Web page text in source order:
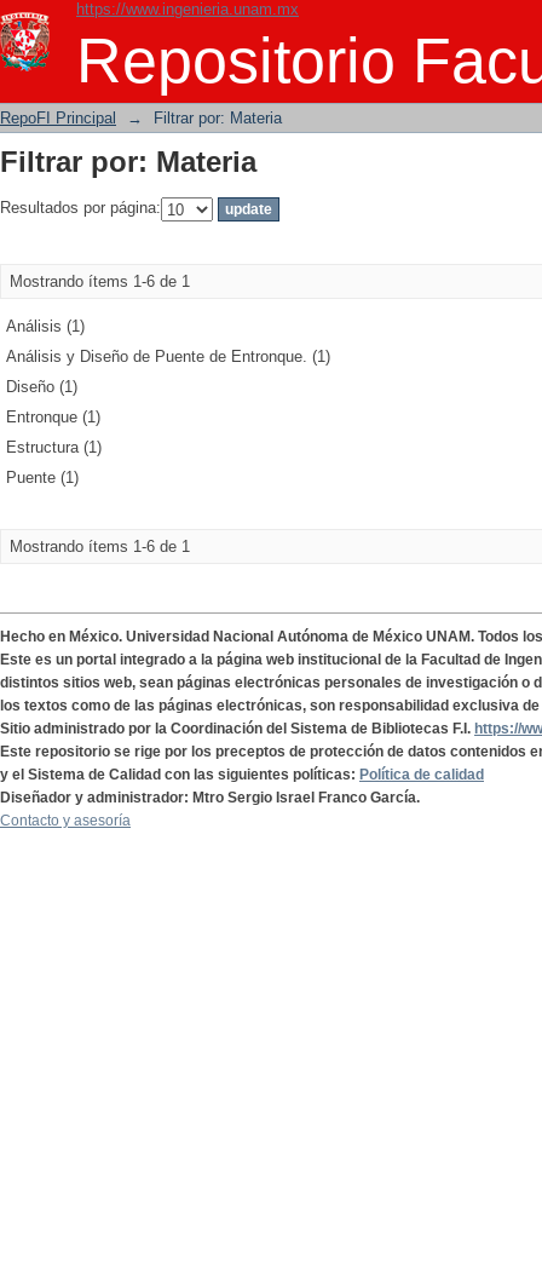
https://www.ingenieria.unam.mx
Repositorio
Filtrar por: Materia
RepoFI Principal → Filtrar por: Materia
Filtrar por: Materia
Resultados por página:
Mostrando ítems 1-6 de 1
Análisis (1)
Análisis y Diseño de Puente de Entronque. (1)
Diseño (1)
Entronque (1)
Estructura (1)
Puente (1)
Mostrando ítems 1-6 de 1
Hecho en México. Universidad Nacional Autónoma de México UNAM. Todos
Este es un portal integrado a la página web institucional de la Facultad de
distintos sitios web, sean páginas electrónicas personales de investigación o
los textos como de las páginas electrónicas, son responsabilidad exclusiva
Sitio administrado por la Coordinación del Sistema de Bibliotecas F.I. https://
Este repositorio se rige por los preceptos de protección de datos contenidos
y el Sistema de Calidad con las siguientes políticas: Política de calidad
Diseñador y administrador: Mtro Sergio Israel Franco García.
Contacto y asesoría